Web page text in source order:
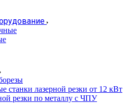
станки лазерной резки от 12 кВт
резки по металлу с ЧПУ